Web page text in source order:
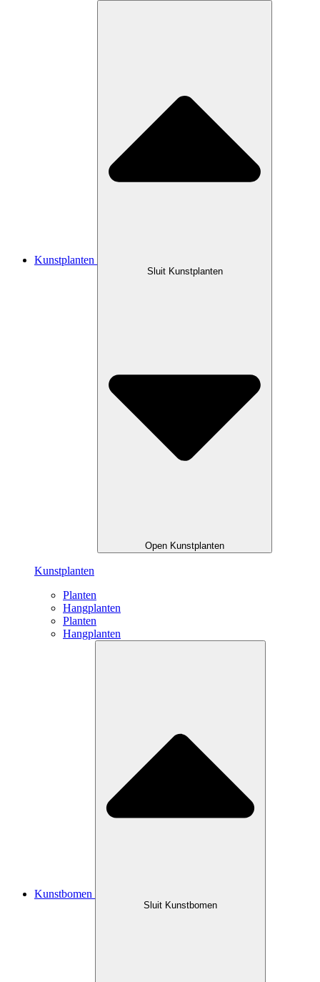
Kunstplanten
Sluit Kunstplanten
Open Kunstplanten
Kunstplanten
Planten
Hangplanten
Planten
Hangplanten
Kunstbomen
Sluit Kunstbomen